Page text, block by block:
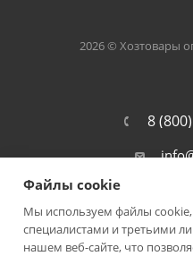
2026 © Хозтовары
8
301105,
он, пос.
Файлы cookie
Мы используем файлы
специалистами и третьими
нашем веб-сайте, что